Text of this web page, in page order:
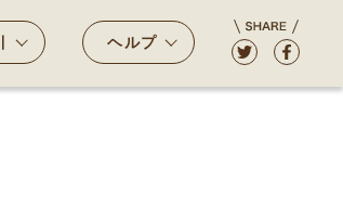
ヘルプ